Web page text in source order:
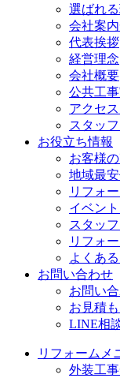
選ばれ
会社案
代表挨拶
経営理念
会社概要
公共工
アクセ
スタッ
お役立ち情報
お客様
地域最
リフォ
イベン
スタッ
リフォ
よくあ
お問い合わせ
お問い
お見積も
LINE相
リフォームメ
外装工